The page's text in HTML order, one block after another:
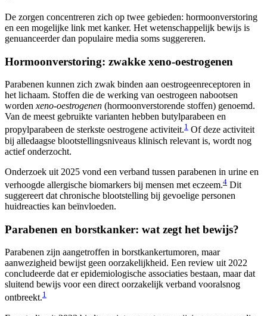
De zorgen concentreren zich op twee gebieden: hormoonverstoring
en een mogelijke link met kanker. Het wetenschappelijk bewijs is
genuanceerder dan populaire media soms suggereren.
Hormoonverstoring: zwakke xeno-oestrogenen
Parabenen kunnen zich zwak binden aan oestrogeenreceptoren in
het lichaam. Stoffen die de werking van oestrogeen nabootsen
worden xeno-oestrogenen (hormoonverstorende stoffen) genoemd.
Van de meest gebruikte varianten hebben butylparabeen en
propylparabeen de sterkste oestrogene activiteit.1 Of deze activiteit
bij alledaagse blootstellingsniveaus klinisch relevant is, wordt nog
actief onderzocht.
Onderzoek uit 2025 vond een verband tussen parabenen in urine en
verhoogde allergische biomarkers bij mensen met eczeem.4 Dit
suggereert dat chronische blootstelling bij gevoelige personen
huidreacties kan beïnvloeden.
Parabenen en borstkanker: wat zegt het bewijs?
Parabenen zijn aangetroffen in borstkankertumoren, maar
aanwezigheid bewijst geen oorzakelijkheid. Een review uit 2022
concludeerde dat er epidemiologische associaties bestaan, maar dat
sluitend bewijs voor een direct oorzakelijk verband vooralsnog
ontbreekt.1